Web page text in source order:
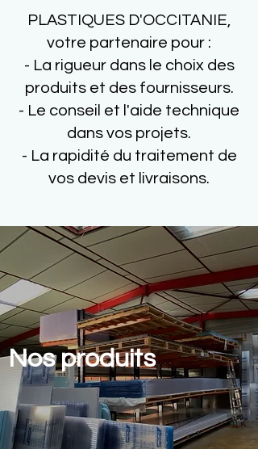
PLASTIQUES D'OCCITANIE,
votre partenaire pour :
- La rigueur dans le choix des
produits et des fournisseurs.
- Le conseil et l'aide technique
dans vos projets.
- La rapidité du traitement de
vos devis et livraisons.
Nos produits